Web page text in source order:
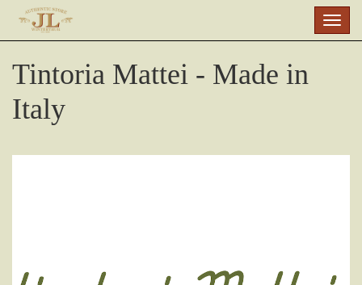
Skip
content
Tintoria Mattei - Made in
Italy